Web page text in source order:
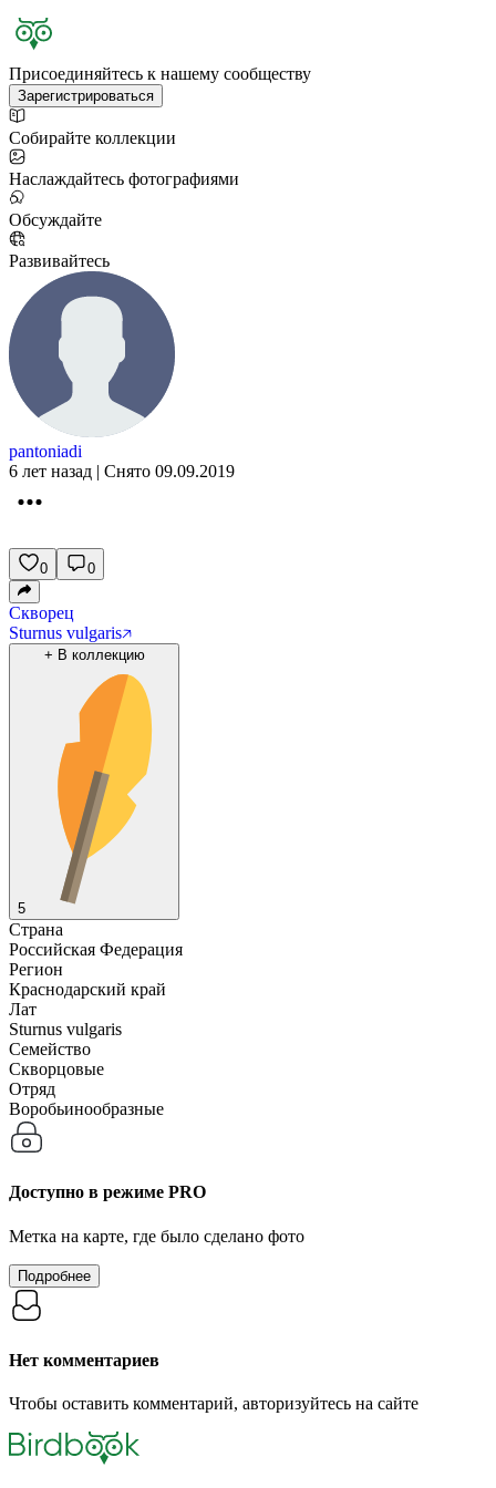
Присоединяйтесь к нашему сообществу
Зарегистрироваться
Собирайте коллекции
Наслаждайтесь фотографиями
Обсуждайте
Развивайтесь
pantoniadi
6 лет назад | Снято 09.09.2019
0 0
Скворец
Sturnus vulgaris
+ В коллекцию
5
Страна
Российская Федерация
Регион
Краснодарский край
Лат
Sturnus vulgaris
Семейство
Скворцовые
Отряд
Воробьинообразные
Доступно в режиме PRO
Метка на карте, где было сделано фото
Подробнее
Нет комментариев
Чтобы оставить комментарий, авторизуйтесь на сайте